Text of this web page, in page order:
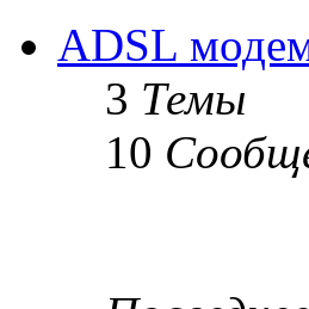
ADSL
3 Темы
10